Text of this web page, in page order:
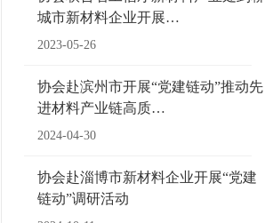
城市新材料企业开展…
2023-05-26
协会赴滨州市开展“党建链动”推动先
进材料产业链高质…
2024-04-30
协会赴淄博市新材料企业开展“党建
链动”调研活动